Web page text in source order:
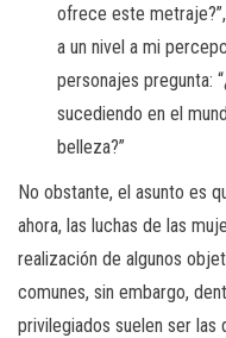
ofrece este
a un nivel a mi
personajes pregunta:
sucediendo en el
belleza?”
No obstante, el asunto es
ahora, las luchas de las
realización de algunos
comunes, sin embargo,
privilegiados suelen ser las